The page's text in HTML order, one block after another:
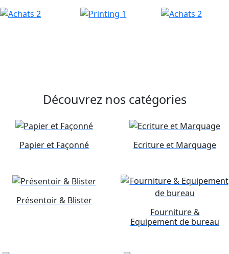
Découvrez nos catégories
Papier et Façonné Ecriture et Marquage
Présentoir & Blister
Fourniture &
Equipement de bureau